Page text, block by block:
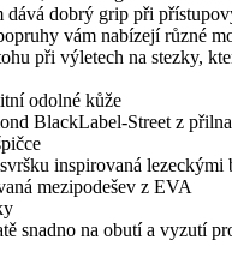
dává dobrý grip při
vám nabízejí různé
při výletech na stezky,
odolné kůže
BlackLabel-Street z
inspirovaná lezeckými
mezipodešev z EVA
snadno na obutí a vyzutí